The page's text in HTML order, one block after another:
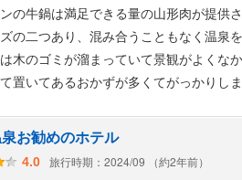
の牛鍋は満足できる量の山形肉が提供
の二つあり、混み合うこともなく温泉
木のゴミが溜まっていて景観がよくな
置いてあるおかずが多くてがっかりし
お勧めのホテル
4.0
旅行時期：2024/09 （約2年前）